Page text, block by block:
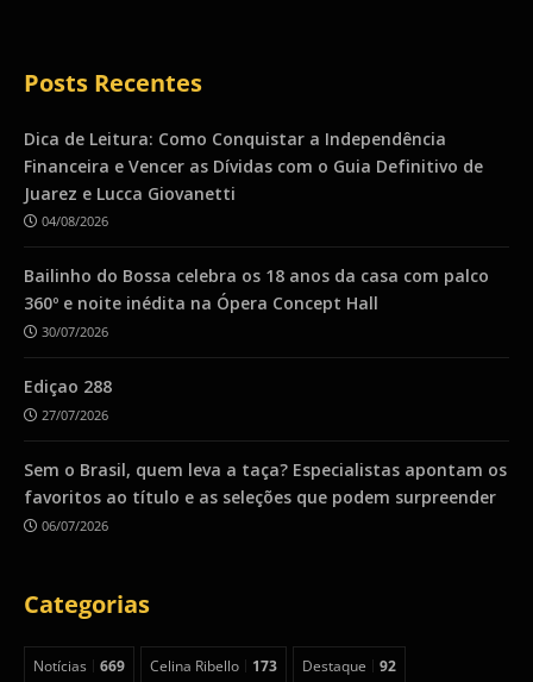
Posts Recentes
Dica de Leitura: Como Conquistar a Independência
Financeira e Vencer as Dívidas com o Guia Definitivo de
Juarez e Lucca Giovanetti
04/08/2026
Bailinho do Bossa celebra os 18 anos da casa com palco
360º e noite inédita na Ópera Concept Hall
30/07/2026
Ediçao 288
27/07/2026
Sem o Brasil, quem leva a taça? Especialistas apontam os
favoritos ao título e as seleções que podem surpreender
06/07/2026
Categorias
Notícias 669 Celina Ribello 173 Destaque 92